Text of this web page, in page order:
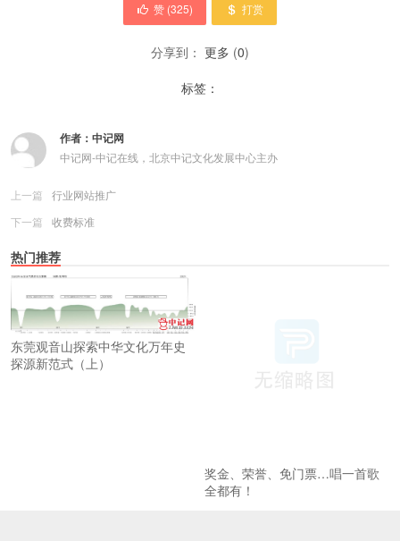
赞 (325) 打赏
分享到： 更多 (0)
标签：
作者： 中记网
中记网-中记在线，北京中记文化发展中心主办
上一篇
行业网站推广
下一篇
收费标准
热门推荐
东莞观音山探索中华文化万年史
探源新范式（上）
奖金、荣誉、免门票…唱一首歌
全都有！